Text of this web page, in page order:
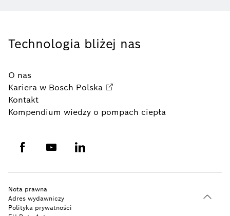
Technologia bliżej nas
O nas
Kariera w Bosch Polska
Kontakt
Kompendium wiedzy o pompach ciepła
Nota prawna
Adres wydawniczy
Polityka prywatności